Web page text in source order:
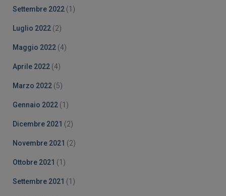
Settembre 2022 (1)
Luglio 2022 (2)
Maggio 2022 (4)
Aprile 2022 (4)
Marzo 2022 (5)
Gennaio 2022 (1)
Dicembre 2021 (2)
Novembre 2021 (2)
Ottobre 2021 (1)
Settembre 2021 (1)